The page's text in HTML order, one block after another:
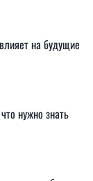
на будущие
нужно знать